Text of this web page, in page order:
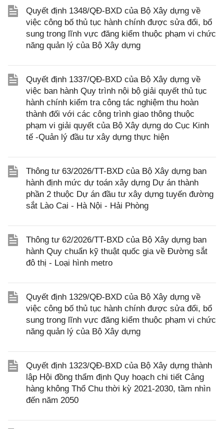
Quyết định 1348/QĐ-BXD của Bộ Xây dựng về
việc công bố thủ tục hành chính được sửa đổi, bổ
sung trong lĩnh vực đăng kiểm thuộc phạm vi chức
năng quản lý của Bộ Xây dựng
Quyết định 1337/QĐ-BXD của Bộ Xây dựng về
việc ban hành Quy trình nội bộ giải quyết thủ tục
hành chính kiểm tra công tác nghiệm thu hoàn
thành đối với các công trình giao thông thuộc
phạm vi giải quyết của Bộ Xây dựng do Cục Kinh
tế -Quản lý đầu tư xây dựng thực hiện
Thông tư 63/2026/TT-BXD của Bộ Xây dựng ban
hành định mức dự toán xây dựng Dự án thành
phần 2 thuộc Dự án đầu tư xây dựng tuyến đường
sắt Lào Cai - Hà Nội - Hải Phòng
Thông tư 62/2026/TT-BXD của Bộ Xây dựng ban
hành Quy chuẩn kỹ thuật quốc gia về Đường sắt
đô thị - Loại hình metro
Quyết định 1329/QĐ-BXD của Bộ Xây dựng về
việc công bố thủ tục hành chính được sửa đổi, bổ
sung trong lĩnh vực đăng kiểm thuộc phạm vi chức
năng quản lý của Bộ Xây dựng
Quyết định 1323/QĐ-BXD của Bộ Xây dựng thành
lập Hội đồng thẩm định Quy hoạch chi tiết Cảng
hàng không Thổ Chu thời kỳ 2021-2030, tầm nhìn
đến năm 2050